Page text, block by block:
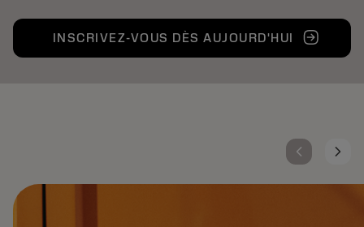
INSCRIVEZ-VOUS DÈS AUJOURD'HUI